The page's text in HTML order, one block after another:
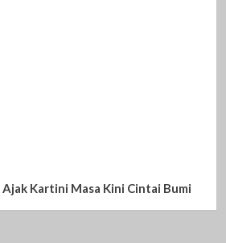
Kartini Masa Kini Cintai Bumi